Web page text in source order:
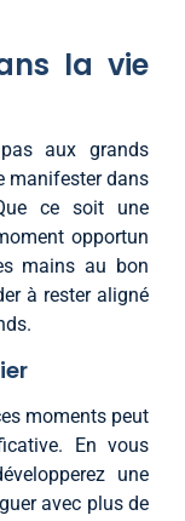
la vie
aux grands
manifester dans
ce soit une
opportun
mains au bon
à rester aligné
moments peut
En vous
une
avec plus de